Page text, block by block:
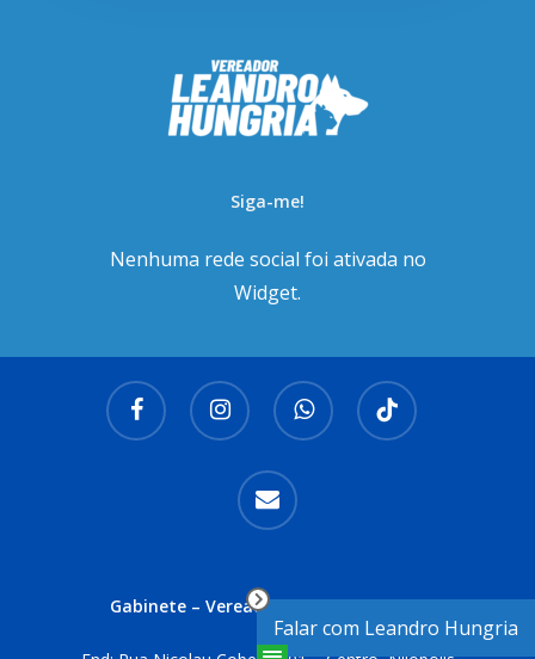
Siga-me!
Nenhuma rede social foi ativada no
Widget.
facebook instagram whatsapp tiktok
email
Gabinete – Vereador Leandro Hungria
Falar com Leandro Hungria